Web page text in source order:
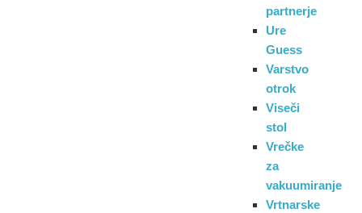
partnerje
Ure
Guess
Varstvo
otrok
Viseči
stol
Vrečke
za
vakuumiranje
Vrtnarske